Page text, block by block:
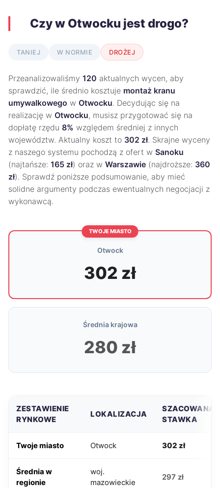
Czy w Otwocku jest drogo?
TANIEJ W NORMIE DROŻEJ
Przeanalizowaliśmy 120 aktualnych wycen, aby
sprawdzić, ile średnio kosztuje montaż kranu
umywalkowego w Otwocku. Decydując się na
realizację w Otwocku, musisz przygotować się na
dopłatę rzędu 8% względem średniej z innych
województw. Aktualny koszt to 302 zł. Skrajne wyceny
z naszego systemu pochodzą z ofert w Sanoku
(najtańsze: 165 zł) oraz w Warszawie (najdroższe: 360
zł). Sprawdź poniższe podsumowanie, aby mieć
solidne argumenty podczas ewentualnych negocjacji z
wykonawcą.
TWOJE MIASTO
Otwock
302 zł
Średnia krajowa
280 zł
ZESTAWIENIE
RYNKOWE
LOKALIZACJA
SZACOWANA
STAWKA
Twoje miasto Otwock 302 zł
Średnia w
regionie
woj.
mazowieckie
297 zł